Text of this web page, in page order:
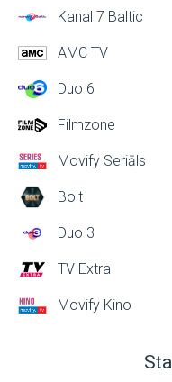
Kanal 7 Baltic
AMC TV
Duo 6
Filmzone
Movify Seriāls
Bolt
Duo 3
TV Extra
Movify Kino